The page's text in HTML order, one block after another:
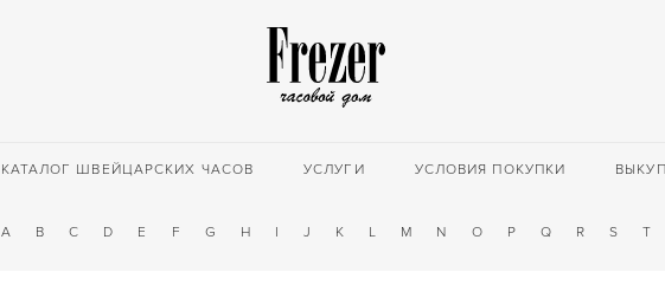
КАТАЛОГ ШВЕЙЦАРСКИХ ЧАСОВ УСЛУГИ УСЛОВИЯ ПОКУПКИ ВЫКУП
A B C D E F G H I J K L M N O P Q R S T